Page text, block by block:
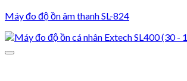
Máy đo độ ồn âm thanh SL-824